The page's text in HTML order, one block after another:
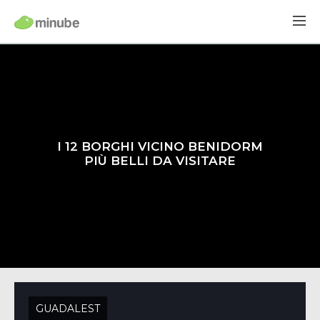
I 12 BORGHI VICINO BENIDORM
PIÙ BELLI DA VISITARE
GUADALEST